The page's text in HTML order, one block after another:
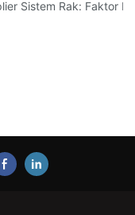
Sistem Rak: Faktor